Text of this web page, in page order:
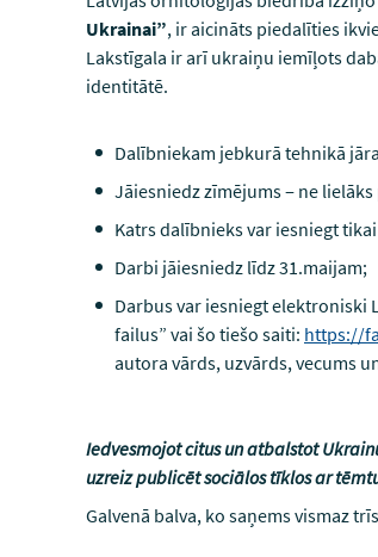
Ukrainai”, ir aicināts piedalīties
Lakstīgala ir arī ukraiņu iemīļots
identitātē.
Dalībniekam jebkurā tehnikā
Jāiesniedz zīmējums ‒ ne
Katrs dalībnieks var iesniegt
Darbi jāiesniedz līdz 31.maijam;
Darbus var iesniegt elektroniski
failus” vai šo tiešo saiti: https://
autora vārds, uzvārds, vecums
Iedvesmojot citus un atbalstot
uzreiz publicēt sociālos tīklos ar
Galvenā balva, ko saņems vismaz